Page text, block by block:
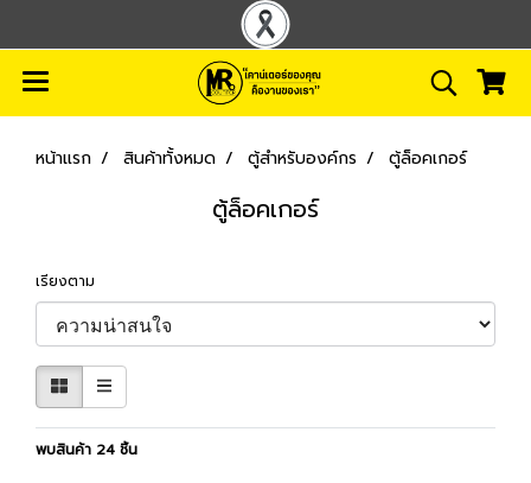
หน้าแรก สินค้าทั้งหมด ตู้สำหรับองค์กร ตู้ล็อคเกอร์
ตู้ล็อคเกอร์
เรียงตาม
พบสินค้า 24 ชิ้น